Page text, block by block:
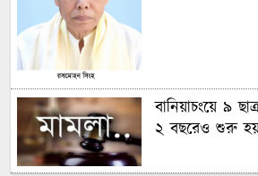
বানিয়াচংয়ে ৯
২ বছরেও শুরু